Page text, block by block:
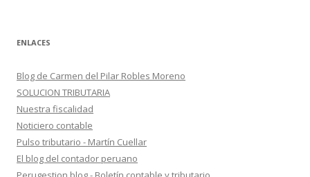
ENLACES
Blog de Carmen del Pilar Robles Moreno
SOLUCION TRIBUTARIA
Nuestra fiscalidad
Noticiero contable
Pulso tributario - Martín Cuellar
El blog del contador peruano